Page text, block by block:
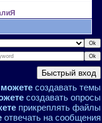
создавать темы
создавать опросы
прикреплять файлы
отвечать на сообщения